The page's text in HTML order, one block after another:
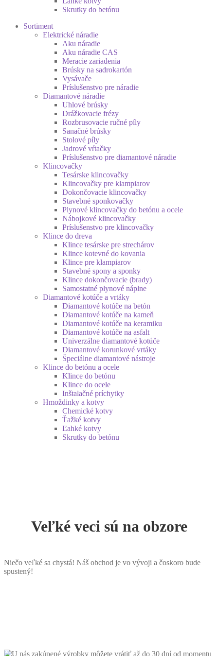
Skrutky do betónu
Sortiment
Elektrické náradie
Aku náradie
Aku náradie CAS
Meracie zariadenia
Brúsky na sadrokartón
Vysávače
Príslušenstvo pre náradie
Diamantové náradie
Uhlové brúsky
Drážkovacie frézy
Rozbrusovacie ručné píly
Sanačné brúsky
Stolové píly
Jadrové vŕtačky
Príslušenstvo pre diamantové náradie
Klincovačky
Tesárske klincovačky
Klincovačky pre klampiarov
Dokončovacie klincovačky
Stavebné sponkovačky
Plynové klincovačky do betónu a ocele
Nábojkové klincovačky
Príslušenstvo pre klincovačky
Klince do dreva
Klince tesárske pre strechárov
Klince kotevné do kovania
Klince pre klampiarov
Stavebné spony a sponky
Klince dokončovacie (brady)
Samostatné plynové náplne
Diamantové kotúče a vrtáky
Diamantové kotúče na betón
Diamantové kotúče na kameň
Diamantové kotúče na keramiku
Diamantové kotúče na asfalt
Univerzálne diamantové kotúče
Diamantové korunkové vrtáky
Špeciálne diamantové nástroje
Klince do betónu a ocele
Klince do betónu
Klince do ocele
Inštalačné príchytky
Hmoždinky a kotvy
Chemické kotvy
Ťažké kotvy
Ľahké kotvy
Skrutky do betónu
Veľké veci sú na obzore
Niečo veľké sa chystá! Náš obchod je vo vývoji a čoskoro bude
spustený!